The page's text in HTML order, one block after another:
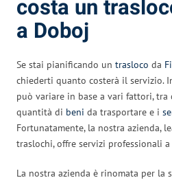
costa un
a Doboj
Se stai pianificando un trasloco da
chiederti quanto costerà il servizio.
può variare in base a vari fattori, tra
quantità di beni da trasportare e i
Fortunatamente, la nostra azienda,
traslochi, offre servizi professionali
La nostra azienda è rinomata per la